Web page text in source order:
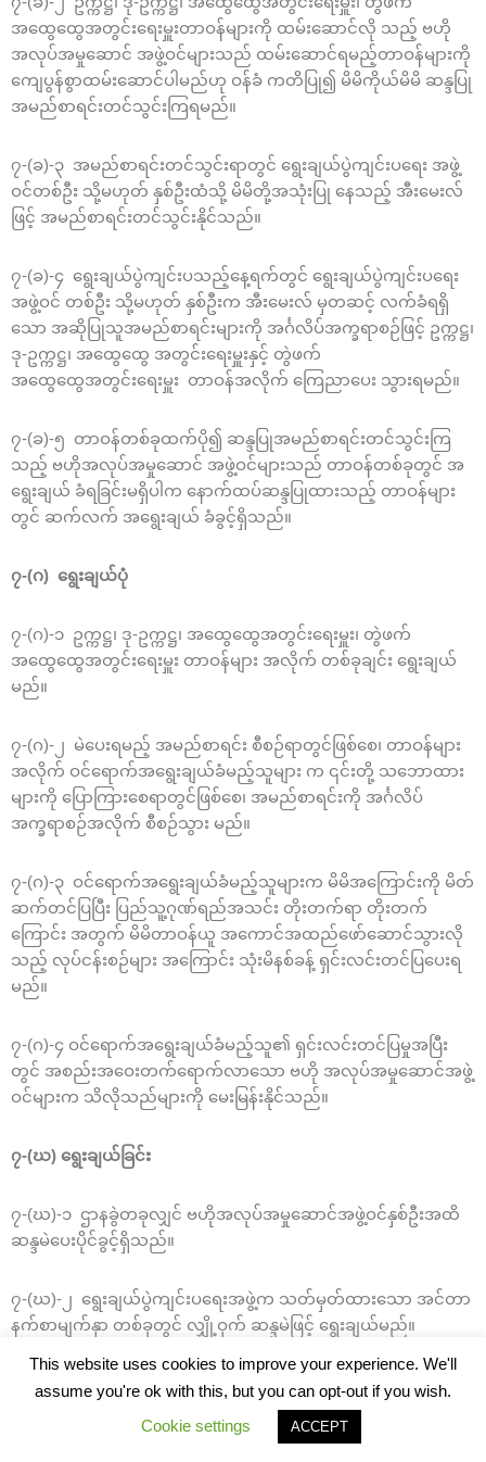
အထွေထွေအတွင်းရေးမှူးတာဝန်များကို ထမ်းဆောင်လို သည့် ဗဟို
အလုပ်အမှုဆောင် အဖွဲ့ဝင်များသည် ထမ်းဆောင်ရမည့်တာဝန်များကို
ကျေပွန်စွာထမ်းဆောင်ပါမည်ဟု ဝန်ခံ ကတိပြု၍ မိမိကိုယ်မိမိ ဆန္ဒပြု
အမည်စာရင်းတင်သွင်းကြရမည်။
၇-(ခ)-၃ အမည်စာရင်းတင်သွင်းရာတွင် ရွေးချယ်ပွဲကျင်းပရေး အဖွဲ့
ဝင်တစ်ဦး သို့မဟုတ် နှစ်ဦးထံသို့ မိမိတို့အသုံးပြု နေသည့် အီးမေးလ်
ဖြင့် အမည်စာရင်းတင်သွင်းနိုင်သည်။
၇-(ခ)-၄ ရွေးချယ်ပွဲကျင်းပသည့်နေ့ရက်တွင် ရွေးချယ်ပွဲကျင်းပရေး
အဖွဲ့ဝင် တစ်ဦး သို့မဟုတ် နှစ်ဦးက အီးမေးလ် မှတဆင့် လက်ခံရရှိ
သော အဆိုပြုသူအမည်စာရင်းများကို အင်္ဂလိပ်အက္ခရာစဉ်ဖြင့် ဥက္ကဋ္ဌ၊
ဒု-ဥက္ကဋ္ဌ၊ အထွေထွေ အတွင်းရေးမှူးနှင့် တွဲဖက်
အထွေထွေအတွင်းရေးမှူး တာဝန်အလိုက် ကြေညာပေး သွားရမည်။
၇-(ခ)-၅ တာဝန်တစ်ခုထက်ပို၍ ဆန္ဒပြုအမည်စာရင်းတင်သွင်းကြ
သည့် ဗဟိုအလုပ်အမှုဆောင် အဖွဲ့ဝင်များသည် တာဝန်တစ်ခုတွင် အ
ရွေးချယ် ခံရခြင်းမရှိပါက နောက်ထပ်ဆန္ဒပြုထားသည့် တာဝန်များ
တွင် ဆက်လက် အရွေးချယ် ခံခွင့်ရှိသည်။
၇-(ဂ) ရွေးချယ်ပုံ
၇-(ဂ)-၁ ဥက္ကဋ္ဌ၊ ဒု-ဥက္ကဋ္ဌ၊ အထွေထွေအတွင်းရေးမှူး၊ တွဲဖက်
အထွေထွေအတွင်းရေးမှူး တာဝန်များ အလိုက် တစ်ခုချင်း ရွေးချယ်
မည်။
၇-(ဂ)-၂ မဲပေးရမည့် အမည်စာရင်း စီစဉ်ရာတွင်ဖြစ်စေ၊ တာဝန်များ
အလိုက် ဝင်ရောက်အရွေးချယ်ခံမည့်သူများ က ၎င်းတို့ သဘောထား
များကို ပြောကြားစေရာတွင်ဖြစ်စေ၊ အမည်စာရင်းကို အင်္ဂလိပ်
အက္ခရာစဉ်အလိုက် စီစဉ်သွား မည်။
၇-(ဂ)-၃ ဝင်ရောက်အရွေးချယ်ခံမည့်သူများက မိမိအကြောင်းကို မိတ်
ဆက်တင်ပြပြီး ပြည်သူ့ဂုဏ်ရည်အသင်း တိုးတက်ရာ တိုးတက်
ကြောင်း အတွက် မိမိတာဝန်ယူ အကောင်အထည်ဖော်ဆောင်သွားလို
သည့် လုပ်ငန်းစဉ်များ အကြောင်း သုံးမိနစ်ခန့် ရှင်းလင်းတင်ပြပေးရ
မည်။
၇-(ဂ)-၄ ဝင်ရောက်အရွေးချယ်ခံမည့်သူ၏ ရှင်းလင်းတင်ပြမှုအပြီး
တွင် အစည်းအဝေးတက်ရောက်လာသော ဗဟို အလုပ်အမှုဆောင်အဖွဲ့
ဝင်များက သိလိုသည်များကို မေးမြန်းနိုင်သည်။
၇-(ဃ) ရွေးချယ်ခြင်း
၇-(ဃ)-၁ ဌာနခွဲတခုလျှင် ဗဟိုအလုပ်အမှုဆောင်အဖွဲ့ဝင်နှစ်ဦးအထိ
ဆန္ဒမဲပေးပိုင်ခွင့်ရှိသည်။
၇-(ဃ)-၂ ရွေးချယ်ပွဲကျင်းပရေးအဖွဲ့က သတ်မှတ်ထားသော အင်တာ
နက်စာမျက်နှာ တစ်ခုတွင် လျှို့ဝှက် ဆန္ဒမဲဖြင့် ရွေးချယ်မည်။
၇-(ဃ)-၃ ဆန္ဒမဲပေးရမည့်အချိန်ကို ၃ မိနစ်ထက်မပိုစေရန်သတ်မှတ်
This website uses cookies to improve your experience. We'll
assume you're ok with this, but you can opt-out if you wish.
Cookie settings
ACCEPT